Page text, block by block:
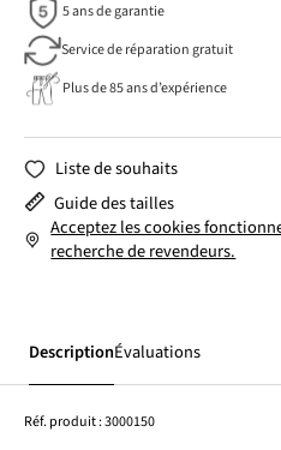
5 ans de garantie
Service de réparation gratuit
Plus de 85 ans d’expérience
Liste de souhaits
Guide des tailles
Acceptez les cookies
recherche de revendeurs.
DescriptionÉvaluations
Réf. produit :3000150